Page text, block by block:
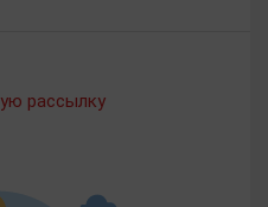
XXV
рассылку